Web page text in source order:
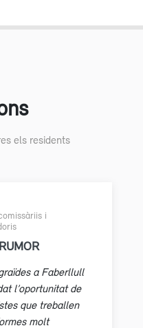
els residents
i
a Faberllull
l’oportunitat de
que treballen
molt